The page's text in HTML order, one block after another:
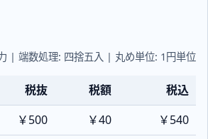
| 端数処理: 四捨五入 | 丸め単位: 1円単位
税抜 税額
税込
￥500 ￥40 ￥540